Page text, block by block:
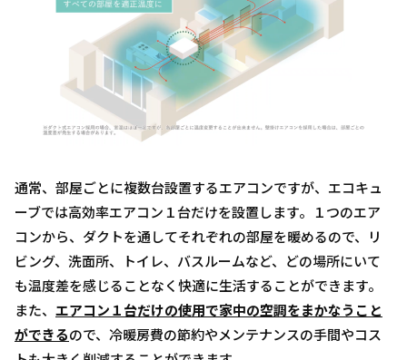
通常、部屋ごとに複数台設置するエアコンですが、エコキュ
ーブでは高効率エアコン１台だけを設置します。１つのエア
コンから、ダクトを通してそれぞれの部屋を暖めるので、リ
ビング、洗面所、トイレ、バスルームなど、どの場所にいて
も温度差を感じることなく快適に生活することができます。
また、 エアコン１台だけの使用で家中の空調をまかなうこと
ができるので、冷暖房費の節約やメンテナンスの手間やコス